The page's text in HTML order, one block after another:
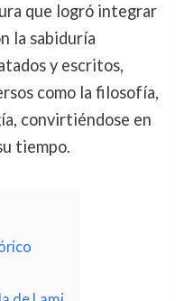
que logró integrar
la sabiduría
y escritos,
como la filosofía,
convirtiéndose en
tiempo.